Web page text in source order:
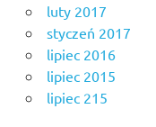
luty 2017
styczeń 2017
lipiec 2016
lipiec 2015
lipiec 215